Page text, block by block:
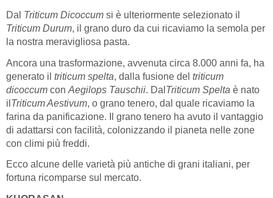
Dal Triticum Dicoccum si è ulteriormente selezionato il
Triticum Durum, il grano duro da cui ricaviamo la semola per
la nostra meravigliosa pasta.
Ancora una trasformazione, avvenuta circa 8.000 anni fa, ha
generato il triticum spelta, dalla fusione del triticum
dicoccum con Aegilops Tauschii. Dal Triticum Spelta è nato
il Triticum Aestivum, o grano tenero, dal quale ricaviamo la
farina da panificazione. Il grano tenero ha avuto il vantaggio
di adattarsi con facilità, colonizzando il pianeta nelle zone
con climi più freddi.
Ecco alcune delle varietà più antiche di grani italiani, per
fortuna ricomparse sul mercato.